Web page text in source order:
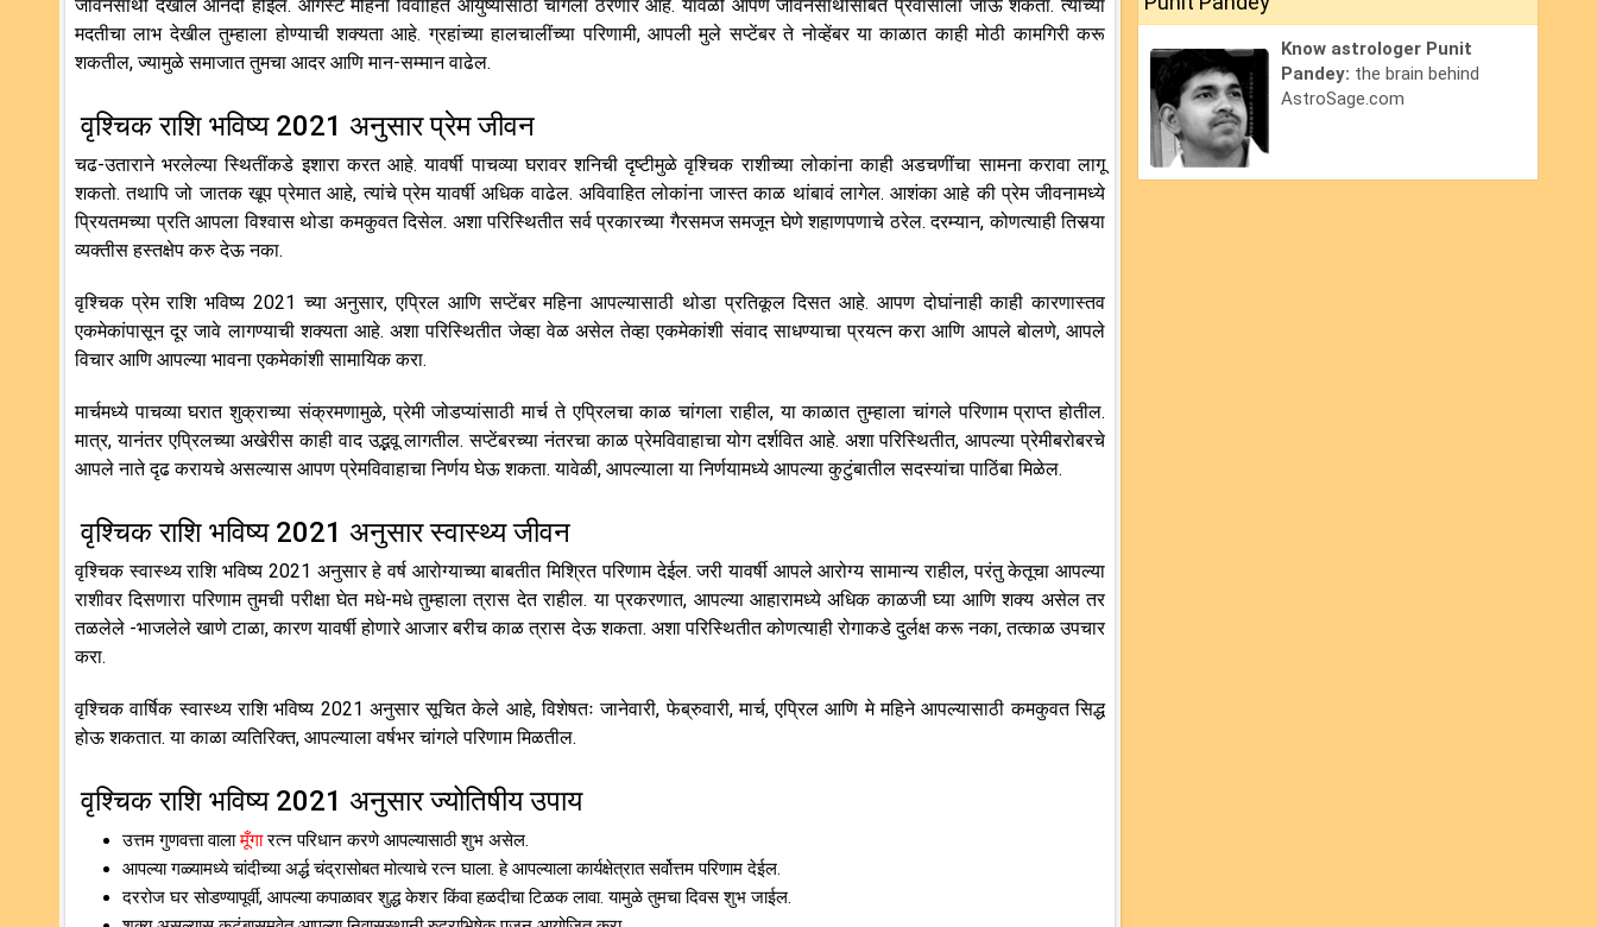
जीवनसाथी देखील आनंदी होईल. ऑगस्ट महिना विवाहित आयुष्यासाठी चांगला ठरणार आहे. यावेळी आपण जीवनसाथीसोबत प्रवासाला जाऊ शकता. त्यांच्या
मदतीचा लाभ देखील तुम्हाला होण्याची शक्यता आहे. ग्रहांच्या हालचालींच्या परिणामी, आपली मुले सप्टेंबर ते नोव्हेंबर या काळात काही मोठी कामगिरी करू
शकतील, ज्यामुळे समाजात तुमचा आदर आणि मान-सम्मान वाढेल.
वृश्चिक राशि भविष्य 2021 अनुसार प्रेम जीवन
चढ-उताराने भरलेल्या स्थितींकडे इशारा करत आहे. यावर्षी पाचव्या घरावर शनिची दृष्टीमुळे वृश्चिक राशीच्या लोकांना काही अडचणींचा सामना करावा लागू
शकतो. तथापि जो जातक खूप प्रेमात आहे, त्यांचे प्रेम यावर्षी अधिक वाढेल. अविवाहित लोकांना जास्त काळ थांबावं लागेल. आशंका आहे की प्रेम जीवनामध्ये
प्रियतमच्या प्रति आपला विश्वास थोडा कमकुवत दिसेल. अशा परिस्थितीत सर्व प्रकारच्या गैरसमज समजून घेणे शहाणपणाचे ठरेल. दरम्यान, कोणत्याही तिसर्‍या
व्यक्तीस हस्तक्षेप करु देऊ नका.
वृश्चिक प्रेम राशि भविष्य 2021 च्या अनुसार, एप्रिल आणि सप्टेंबर महिना आपल्यासाठी थोडा प्रतिकूल दिसत आहे. आपण दोघांनाही काही कारणास्तव
एकमेकांपासून दूर जावे लागण्याची शक्यता आहे. अशा परिस्थितीत जेव्हा वेळ असेल तेव्हा एकमेकांशी संवाद साधण्याचा प्रयत्न करा आणि आपले बोलणे, आपले
विचार आणि आपल्या भावना एकमेकांशी सामायिक करा.
मार्चमध्ये पाचव्या घरात शुक्राच्या संक्रमणामुळे, प्रेमी जोडप्यांसाठी मार्च ते एप्रिलचा काळ चांगला राहील, या काळात तुम्हाला चांगले परिणाम प्राप्त होतील.
मात्र, यानंतर एप्रिलच्या अखेरीस काही वाद उद्भवू लागतील. सप्टेंबरच्या नंतरचा काळ प्रेमविवाहाचा योग दर्शवित आहे. अशा परिस्थितीत, आपल्या प्रेमीबरोबरचे
आपले नाते दृढ करायचे असल्यास आपण प्रेमविवाहाचा निर्णय घेऊ शकता. यावेळी, आपल्याला या निर्णयामध्ये आपल्या कुटुंबातील सदस्यांचा पाठिंबा मिळेल.
वृश्चिक राशि भविष्य 2021 अनुसार स्वास्थ्य जीवन
वृश्चिक स्वास्थ्य राशि भविष्य 2021 अनुसार हे वर्ष आरोग्याच्या बाबतीत मिश्रित परिणाम देईल. जरी यावर्षी आपले आरोग्य सामान्य राहील, परंतु केतूचा आपल्या
राशीवर दिसणारा परिणाम तुमची परीक्षा घेत मधे-मधे तुम्हाला त्रास देत राहील. या प्रकरणात, आपल्या आहारामध्ये अधिक काळजी घ्या आणि शक्य असेल तर
तळलेले -भाजलेले खाणे टाळा, कारण यावर्षी होणारे आजार बरीच काळ त्रास देऊ शकता. अशा परिस्थितीत कोणत्याही रोगाकडे दुर्लक्ष करू नका, तत्काळ उपचार
करा.
वृश्चिक वार्षिक स्वास्थ्य राशि भविष्य 2021 अनुसार सूचित केले आहे, विशेषतः जानेवारी, फेब्रुवारी, मार्च, एप्रिल आणि मे महिने आपल्यासाठी कमकुवत सिद्ध
होऊ शकतात. या काळा व्यतिरिक्त, आपल्याला वर्षभर चांगले परिणाम मिळतील.
वृश्चिक राशि भविष्य 2021 अनुसार ज्योतिषीय उपाय
उत्तम गुणवत्ता वालामूँगारत्न परिधान करणे आपल्यासाठी शुभ असेल.
आपल्या गळ्यामध्ये चांदीच्या अर्द्ध चंद्रासोबत मोत्याचे रत्न घाला. हे आपल्याला कार्यक्षेत्रात सर्वोत्तम परिणाम देईल.
दररोज घर सोडण्यापूर्वी, आपल्या कपाळावर शुद्ध केशर किंवा हळदीचा टिळक लावा. यामुळे तुमचा दिवस शुभ जाईल.
Know astrologer Punit
Pandey: the brain behind
AstroSage.com